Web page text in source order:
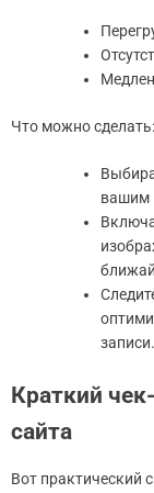
Что можно сделать:
вашим
записи.
Краткий
сайта
Вот практический